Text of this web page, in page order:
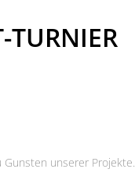
TURNIER
Gunsten unserer Projekte.